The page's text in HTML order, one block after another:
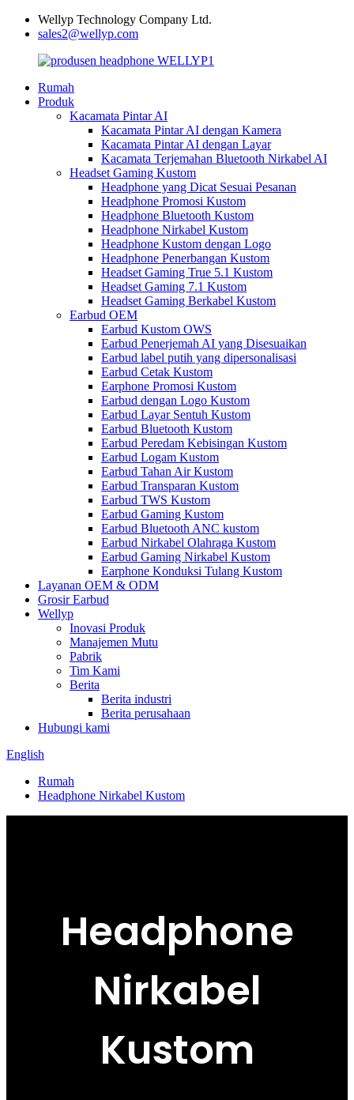
Wellyp Technology Company Ltd.
sales2@wellyp.com
Rumah
Produk
Kacamata Pintar AI
Kacamata Pintar AI dengan Kamera
Kacamata Pintar AI dengan Layar
Kacamata Terjemahan Bluetooth Nirkabel AI
Headset Gaming Kustom
Headphone yang Dicat Sesuai Pesanan
Headphone Promosi Kustom
Headphone Bluetooth Kustom
Headphone Nirkabel Kustom
Headphone Kustom dengan Logo
Headphone Penerbangan Kustom
Headset Gaming True 5.1 Kustom
Headset Gaming 7.1 Kustom
Headset Gaming Berkabel Kustom
Earbud OEM
Earbud Kustom OWS
Earbud Penerjemah AI yang Disesuaikan
Earbud label putih yang dipersonalisasi
Earbud Cetak Kustom
Earphone Promosi Kustom
Earbud dengan Logo Kustom
Earbud Layar Sentuh Kustom
Earbud Bluetooth Kustom
Earbud Peredam Kebisingan Kustom
Earbud Logam Kustom
Earbud Tahan Air Kustom
Earbud Transparan Kustom
Earbud TWS Kustom
Earbud Gaming Kustom
Earbud Bluetooth ANC kustom
Earbud Nirkabel Olahraga Kustom
Earbud Gaming Nirkabel Kustom
Earphone Konduksi Tulang Kustom
Layanan OEM & ODM
Grosir Earbud
Wellyp
Inovasi Produk
Manajemen Mutu
Pabrik
Tim Kami
Berita
Berita industri
Berita perusahaan
Hubungi kami
English
Rumah
Headphone Nirkabel Kustom
Headphone
Nirkabel
Kustom